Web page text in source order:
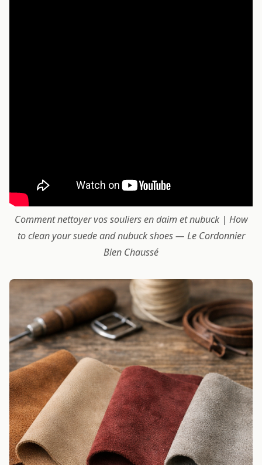
Comment nettoyer vos souliers en daim et nubuck | How
to clean your suede and nubuck shoes — Le Cordonnier
Bien Chaussé